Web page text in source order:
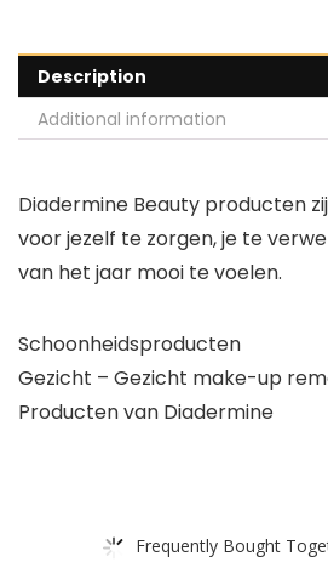
Description
Additional information
Diadermine Beauty producten
voor jezelf te zorgen, je te
van het jaar mooi te voelen.
Schoonheidsproducten
Gezicht – Gezicht make-up
Producten van Diadermine
Frequently Bought